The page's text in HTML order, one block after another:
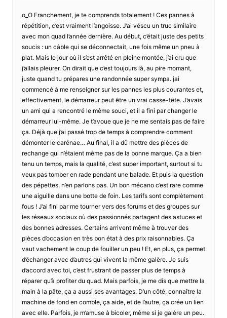
o_O Franchement, je te comprends totalement ! Ces pannes à
répétition, c’est vraiment l’angoisse. J’ai véscu un truc similaire
avec mon quad l’année dernière. Au début, c’était juste des petits
soucis : un câble qui se déconnectait, une fois même un pneu à
plat. Mais le jour où il s’est arrêté en pleine montée, j’ai cru que
j’allais pleurer. On dirait que c’est toujours là, au pire momant,
juste quand tu prépares une randonnée super sympa. jai
commencé à me renseigner sur les pannes les plus courantes et,
effectivement, le démarreur peut être un vrai casse-tête. J’avais
un ami qui a rencontré le même souci, et il a fini par changer le
démarreur lui-même. Je t’avoue que je ne me sentais pas de faire
ça. Déjà que j’ai passé trop de temps à comprendre comment
démonter le carénae… Au final, il a dû mettre des pièces de
rechange qui n’étaient même pas de la bonne marque. Ça a bien
tenu un temps, mais la qualité, c’est super important, surtout si tu
veux pas tomber en rade pendant une balade. Et puis la question
des pépettes, n’en parlons pas. Un bon mécano c’est rare comme
une aiguille dans une botte de foin. Les tarifs sont complètement
fous ! J’ai fini par me tourner vers des forums et des groupes sur
les réseaux sociaux où des passionnés partagent des astuces et
des bonnes adresses. Certains arrivent même à trouver des
pièces d’occasion en très bon état à des prix raisonnables. Ça
vaut vachement le coup de fouiller un peu ! Et, en plus, ça permet
d’échanger avec d’autres qui vivent la même galère. Je suis
d’accord avec toi, c’est frustrant de passer plus de temps à
réparer qu’à profiter du quad. Mais parfois, je me dis que mettre la
main à la pâte, ça a aussi ses avantages. D’un côté, connaître la
machine de fond en comble, ça aide, et de l’autre, ça crée un lien
avec elle. Parfois, je m’amuse à bicoler, même si je galère un peu.